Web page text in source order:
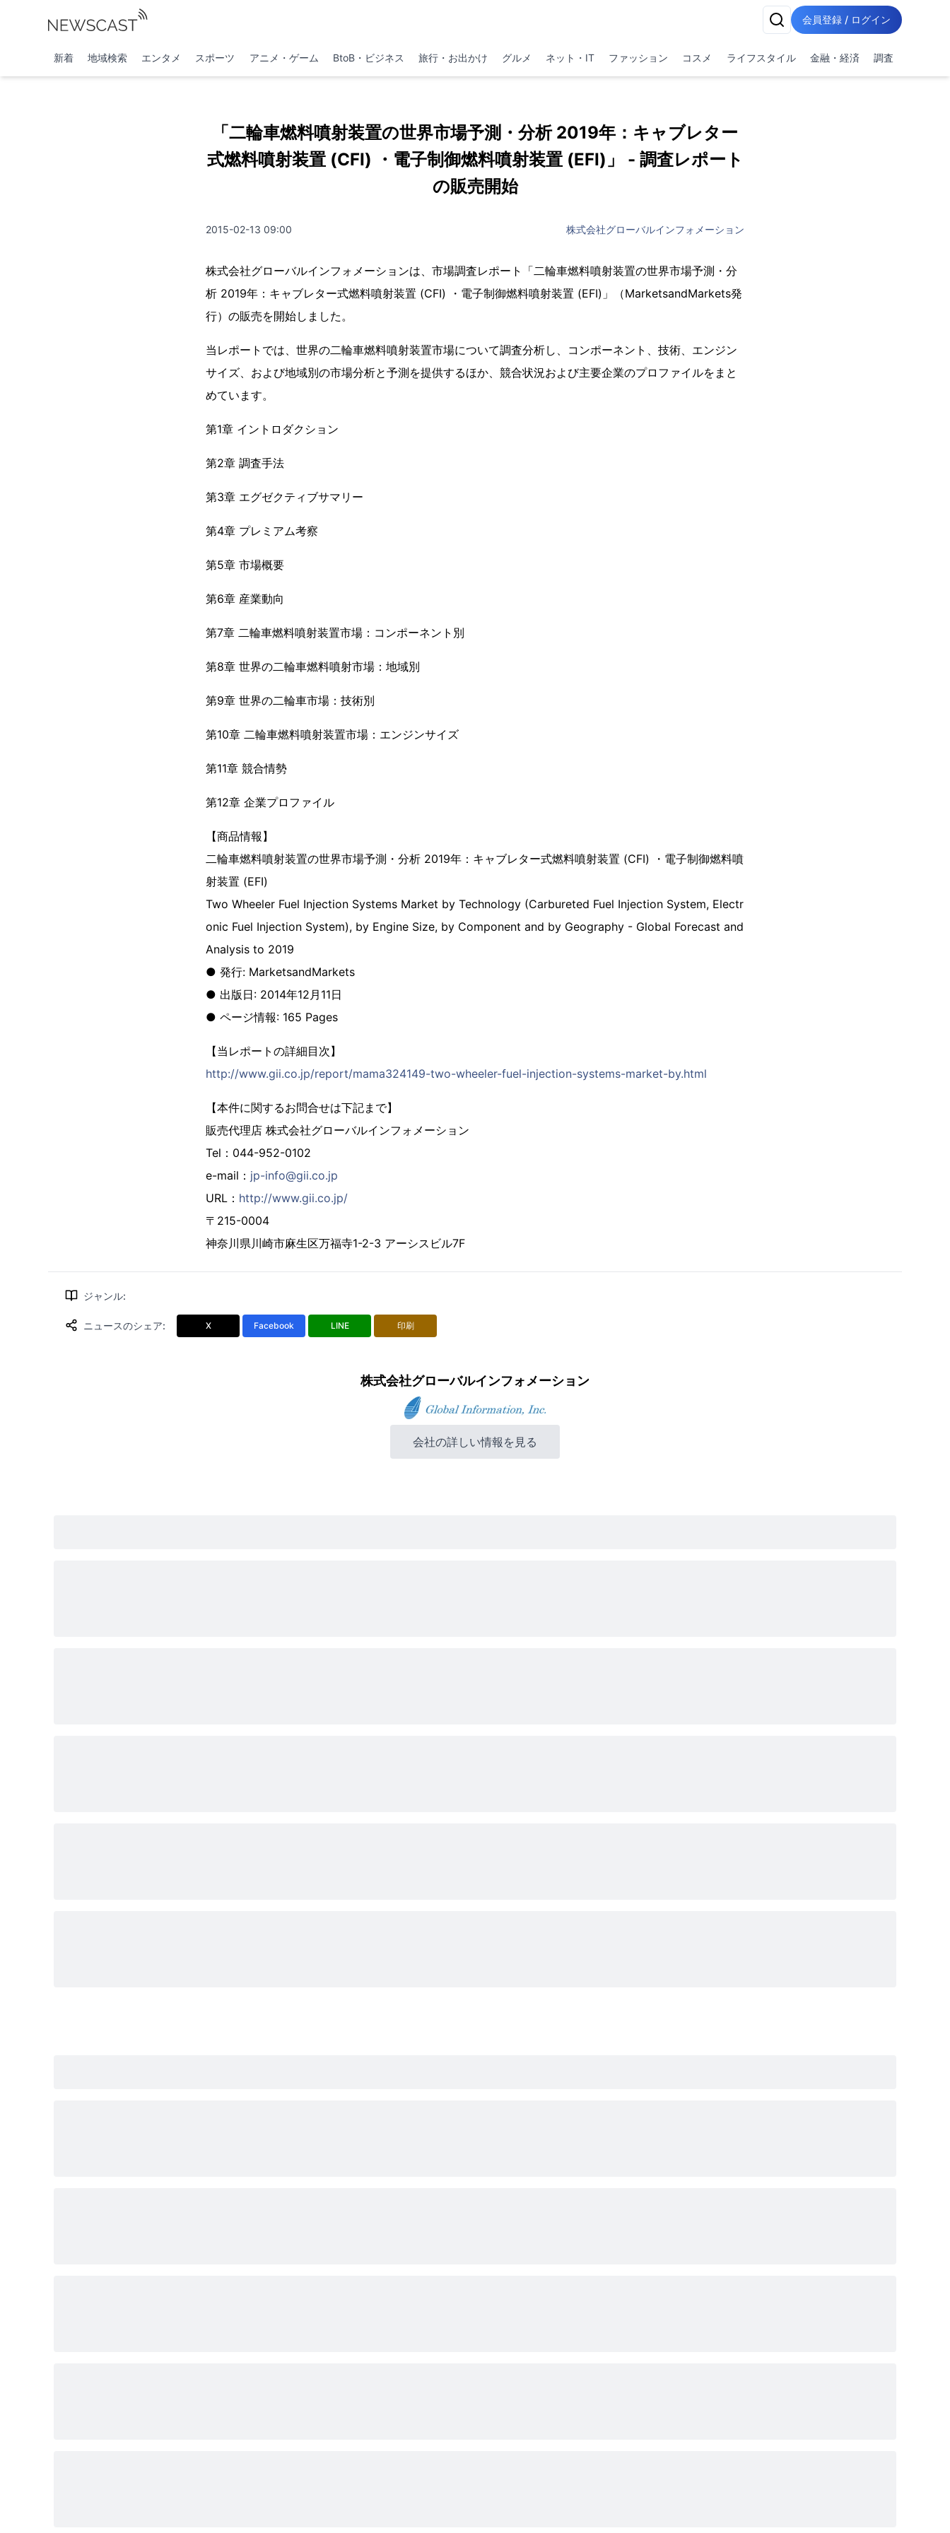
会員登録 / ログイン
新着 地域検索 エンタメ スポーツ アニメ・ゲーム BtoB・ビジネス 旅行・お出かけ グルメ ネット・IT ファッション コスメ ライフスタイル 金融・経済 調査
「二輪車燃料噴射装置の世界市場予測・分析 2019年：キャブレター
式燃料噴射装置 (CFI) ・電子制御燃料噴射装置 (EFI)」 - 調査レポート
の販売開始
2015-02-13 09:00 株式会社グローバルインフォメーション
株式会社グローバルインフォメーションは、市場調査レポート「二輪車燃料噴射装置の世界市場予測・分
析 2019年：キャブレター式燃料噴射装置 (CFI) ・電子制御燃料噴射装置 (EFI)」（MarketsandMarkets発
行）の販売を開始しました。
当レポートでは、世界の二輪車燃料噴射装置市場について調査分析し、コンポーネント、技術、エンジン
サイズ、および地域別の市場分析と予測を提供するほか、競合状況および主要企業のプロファイルをまと
めています。
第1章 イントロダクション
第2章 調査手法
第3章 エグゼクティブサマリー
第4章 プレミアム考察
第5章 市場概要
第6章 産業動向
第7章 二輪車燃料噴射装置市場：コンポーネント別
第8章 世界の二輪車燃料噴射市場：地域別
第9章 世界の二輪車市場：技術別
第10章 二輪車燃料噴射装置市場：エンジンサイズ
第11章 競合情勢
第12章 企業プロファイル
【商品情報】
二輪車燃料噴射装置の世界市場予測・分析 2019年：キャブレター式燃料噴射装置 (CFI) ・電子制御燃料噴
射装置 (EFI)
Two Wheeler Fuel Injection Systems Market by Technology (Carbureted Fuel Injection System, Electr
onic Fuel Injection System), by Engine Size, by Component and by Geography - Global Forecast and
Analysis to 2019
● 発行: MarketsandMarkets
● 出版日: 2014年12月11日
● ページ情報: 165 Pages
【当レポートの詳細目次】
http://www.gii.co.jp/report/mama324149-two-wheeler-fuel-injection-systems-market-by.html
【本件に関するお問合せは下記まで】
販売代理店 株式会社グローバルインフォメーション
Tel：044-952-0102
e-mail： jp-info@gii.co.jp
URL： http://www.gii.co.jp/
〒215-0004
神奈川県川崎市麻生区万福寺1-2-3 アーシスビル7F
ジャンル:
ニュースのシェア: X Facebook LINE 印刷
株式会社グローバルインフォメーション
会社の詳しい情報を見る